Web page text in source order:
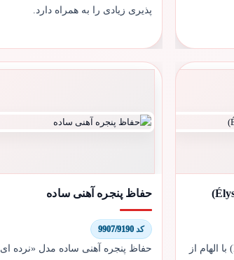
پذیری زیادی را به همراه دارد.
حفاظ پنجره مدل الیزه (Élysée) با الهام از
حفاظ پنجره آهنی ساده
کد 9907/9190
حفاظ پنجره آهنی ساده مدل «نرده ای